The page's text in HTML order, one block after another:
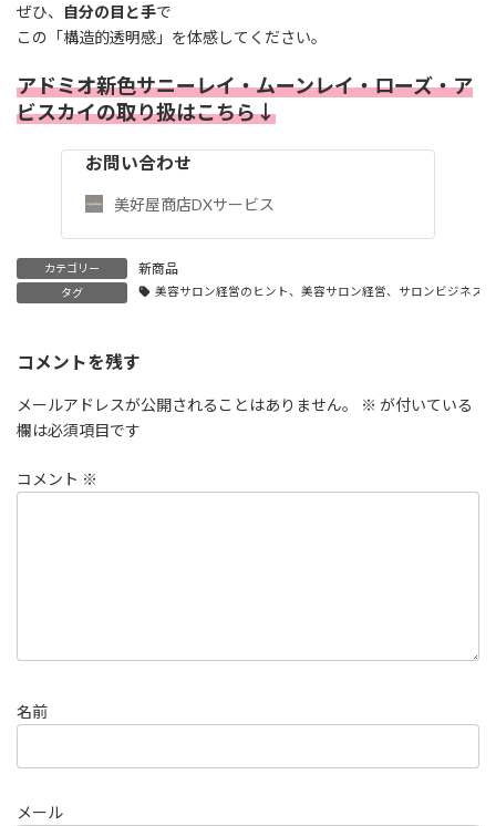
ぜひ、
自分の目と手で
この「構造的透明感」を体感してください。
アドミオ新色サニーレイ・ムーンレイ・ローズ・ア
ビスカイの取り扱はこちら↓
お問い合わせ
美好屋商店DXサービス
カテゴリー 新商品
タグ 美容サロン経営のヒント、美容サロン経営、サロンビジネス
コメントを残す
メールアドレスが公開されることはありません。 ※ が付いている
欄は必須項目です
コメント ※
名前
メール